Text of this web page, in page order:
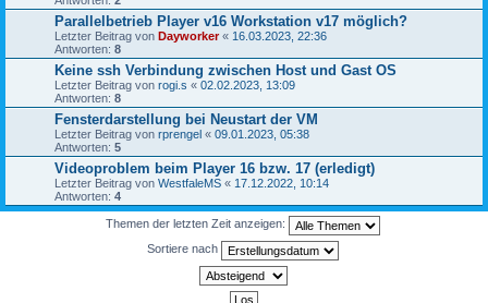
Parallelbetrieb Player v16 Workstation v17 möglich?
Letzter Beitrag von Dayworker« 16.03.2023, 22:36
Antworten: 8
Keine ssh Verbindung zwischen Host und Gast OS
Letzter Beitrag von rogi.s « 02.02.2023, 13:09
Antworten: 8
Fensterdarstellung bei Neustart der VM
Letzter Beitrag von rprengel « 09.01.2023, 05:38
Antworten: 5
Videoproblem beim Player 16 bzw. 17 (erledigt)
Letzter Beitrag von WestfaleMS « 17.12.2022, 10:14
Antworten: 4
Themen der letzten Zeit anzeigen:
Sortiere nach